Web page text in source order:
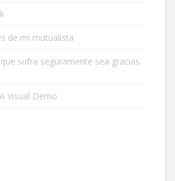
de mi mutualista
sufra seguramente sea gracias
Visual Demo